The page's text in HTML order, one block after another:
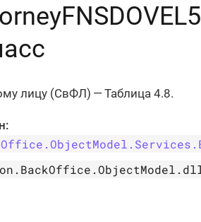
лицу (СвФЛ) — Таблица 4.8.